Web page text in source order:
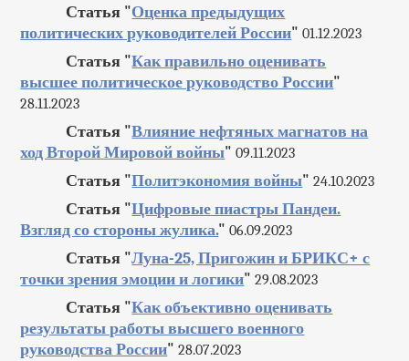
Статья "Оценка предыдущих
политических руководителей России" 01.12.2023
Статья "Как правильно оценивать
высшее политическое руководство России"
28.11.2023
Статья "Влияние нефтяных магнатов на
ход Второй Мировой войны" 09.11.2023
Статья "Политэкономия войны" 24.10.2023
Статья "Цифровые пиастры Пандеи.
Взгляд со стороны жулика." 06.09.2023
Статья "Луна-25, Пригожин и БРИКС+ с
точки зрения эмоции и логики" 29.08.2023
Статья "Как объективно оценивать
результаты работы высшего военного
руководства России" 28.07.2023